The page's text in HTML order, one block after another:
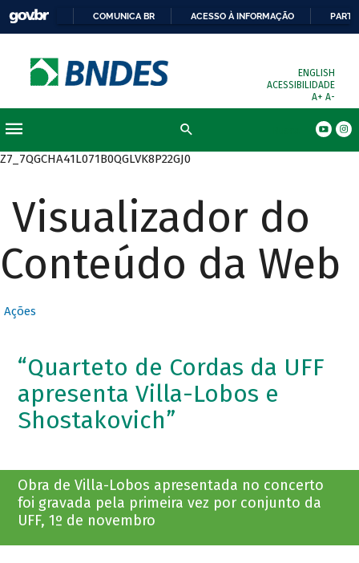
COMUNICA BR ACESSO À INFORMAÇÃO
ENGLISH
ACESSIBILIDADE
A+ A-
Z7_7QGCHA41L071B0QGLVK8P22GJ0
Visualizador do
Conteúdo da Web
Ações
“Quarteto de Cordas da UFF
apresenta Villa-Lobos e
Shostakovich”
Obra de Villa-Lobos apresentada no concerto
foi gravada pela primeira vez por conjunto da
UFF, 1º de novembro